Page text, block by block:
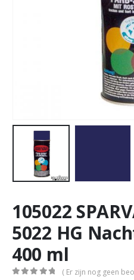
105022
5022 HG
400 ml
( Er zijn nog geen